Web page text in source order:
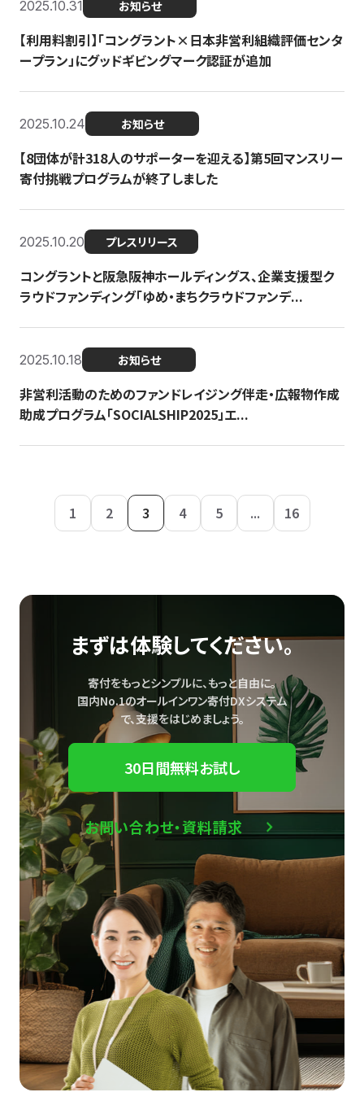
2025.10.31 お知らせ
【利用料割引】「コングラント×日本非営利組織評価センタ
ープラン」にグッドギビングマーク認証が追加
2025.10.24 お知らせ
【8団体が計318人のサポーターを迎える】​​第5回マンスリー
寄付挑戦プログラムが終了しました
2025.10.20 プレスリリース
コングラントと阪急阪神ホールディングス、企業支援型ク
ラウドファンディング「ゆめ・まちクラウドファンデ...
2025.10.18 お知らせ
非営利活動のためのファンドレイジング伴走・広報物作成
助成プログラム「SOCIALSHIP2025」エ...
1 2 3 4 5 ... 16
まずは体験してください。
寄付をもっとシンプルに、もっと自由に。
国内No.1のオールインワン寄付DXシステム
で、支援をはじめましょう。
30日間無料お試し
お問い合わせ・資料請求